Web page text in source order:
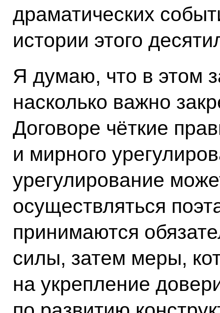
драматических
истории этого
Я думаю, что в этом
насколько важно
Договоре чёткие
и мирного
урегулирование
осуществляться
принимаются
силы, затем меры,
на укрепление